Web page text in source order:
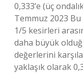
0,333’e (üç
Temmuz 2023
1/5 kesirleri
daha büyük
değerlerini
yaklaşık olarak